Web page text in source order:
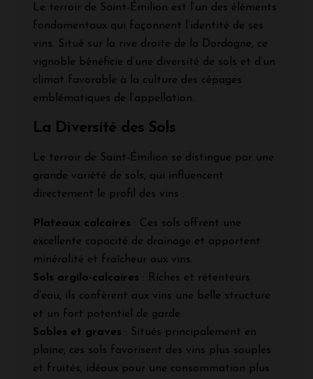
Le terroir de Saint-Émilion est l’un des éléments
fondamentaux qui façonnent l’identité de ses
vins. Situé sur la rive droite de la Dordogne, ce
vignoble bénéficie d’une diversité de sols et d’un
climat favorable à la culture des cépages
emblématiques de l’appellation.
La Diversité des Sols
Le terroir de Saint-Émilion se distingue par une
grande variété de sols, qui influencent
directement le profil des vins :
Plateaux calcaires : Ces sols offrent une
excellente capacité de drainage et apportent
minéralité et fraîcheur aux vins.
Sols argilo-calcaires : Riches et rétenteurs
d’eau, ils confèrent aux vins une belle structure
et un fort potentiel de garde.
Sables et graves : Situés principalement en
plaine, ces sols favorisent des vins plus souples
et fruités, idéaux pour une consommation plus